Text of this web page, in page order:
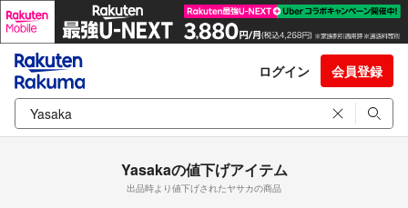
ログイン 会員登録
Yasakaの値下げアイテム
出品時より値下げされたヤサカの商品